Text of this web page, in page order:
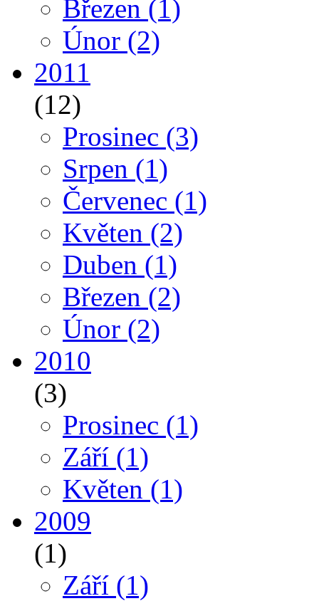
Březen (1)
Únor (2)
2011
(12)
Prosinec (3)
Srpen (1)
Červenec (1)
Květen (2)
Duben (1)
Březen (2)
Únor (2)
2010
(3)
Prosinec (1)
Září (1)
Květen (1)
2009
(1)
Září (1)